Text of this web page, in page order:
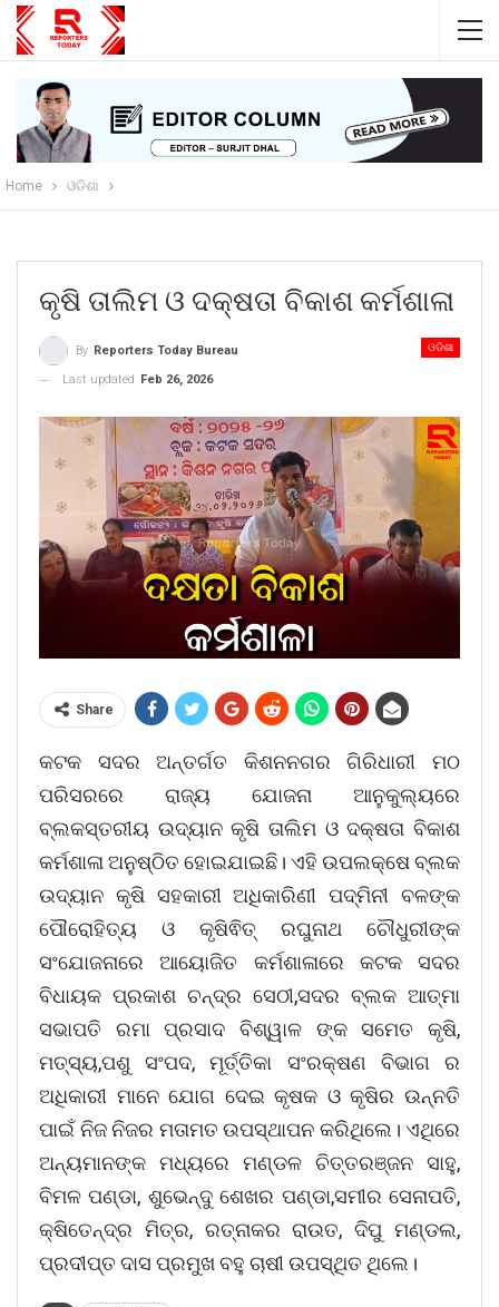
Home ଓଡିଶା
କୃଷି ତାଲିମ ଓ ଦକ୍ଷତା ବିକାଶ କର୍ମଶାଳା
ଓଡିଶା
By Reporters Today Bureau
Last updated
Feb 26, 2026
Share
କଟକ ସଦର ଅନ୍ତର୍ଗତ କିଶନନଗର ଗିରିଧାରୀ ମଠ
ପରିସରରେ ରାଜ୍ୟ ଯୋଜନା ଆନୁକୁଲ୍ୟରେ
ବ୍ଲକସ୍ତରୀୟ ଉଦ୍ୟାନ କୃଷି ତାଲିମ ଓ ଦକ୍ଷତା ବିକାଶ
କର୍ମଶାଳା ଅନୁଷ୍ଠିତ ହୋଇଯାଇଛି। ଏହି ଉପଲକ୍ଷେ ବ୍ଲକ
ଉଦ୍ୟାନ କୃଷି ସହକାରୀ ଅଧିକାରିଣୀ ପଦ୍ମିନୀ ବଳଙ୍କ
ପୌରୋହିତ୍ୟ ଓ କୃଷିଵିତ୍ ରଘୁନାଥ ଚୌଧୁରୀଙ୍କ
ସଂଯୋଜନାରେ ଆୟୋଜିତ କର୍ମଶାଳାରେ କଟକ ସଦର
ବିଧାୟକ ପ୍ରକାଶ ଚନ୍ଦ୍ର ସେଠୀ,ସଦର ବ୍ଲକ ଆତ୍ମା
ସଭାପତି ରମା ପ୍ରସାଦ ବିଶ୍ୱାଳ ଙ୍କ ସମେତ କୃଷି,
ମତ୍ସ୍ୟ,ପଶୁ ସଂପଦ, ମୂର୍ତ୍ତିକା ସଂରକ୍ଷଣ ବିଭାଗ ର
ଅଧିକାରୀ ମାନେ ଯୋଗ ଦେଇ କୃଷକ ଓ କୃଷିର ଉନ୍ନତି
ପାଇଁ ନିଜ ନିଜର ମତାମତ ଉପସ୍ଥାପନ କରିଥିଲେ। ଏଥିରେ
ଅନ୍ୟମାନଙ୍କ ମଧ୍ୟରେ ମଣ୍ଡଳ ଚିତ୍ତରଞ୍ଜନ ସାହୁ,
ବିମଳ ପଣ୍ଡା, ଶୁଭେନ୍ଦୁ ଶେଖର ପଣ୍ଡା,ସମୀର ସେନାପତି,
କ୍ଷିତେନ୍ଦ୍ର ମିତ୍ର, ରତ୍ନାକର ରାଉତ, ଦିପୁ ମଣ୍ଡଲ,
ପ୍ରଦୀପ୍ତ ଦାସ ପ୍ରମୁଖ ବହୁ ଚାଷୀ ଉପସ୍ଥିତ ଥିଲେ।